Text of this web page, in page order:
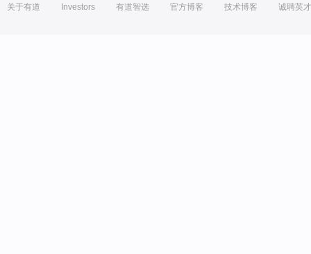
关于有道 Investors 有道智选 官方博客 技术博客 诚聘英才